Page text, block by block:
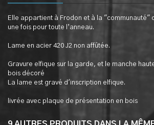
Elle appartient à Frodon et à la "communauté"
une fois pour toute l’anneau.
Lame en acier 420 J2 non affûtée.
Gravure elfique sur la garde, et le manche
bois décoré
La lame est gravé d'inscription elfique.
livrée avec plaque de présentation en bois